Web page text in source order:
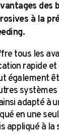
des
à la
tous les
rapide
également
adapté à
en une
appliqué à la